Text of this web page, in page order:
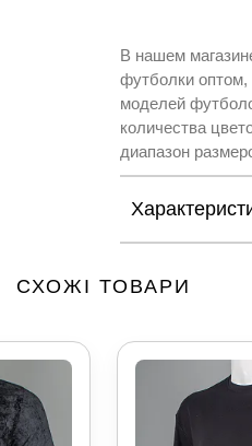
В нашем
футболки оптом,
моделей
количества
диапазон
СХОЖІ ТОВАРИ